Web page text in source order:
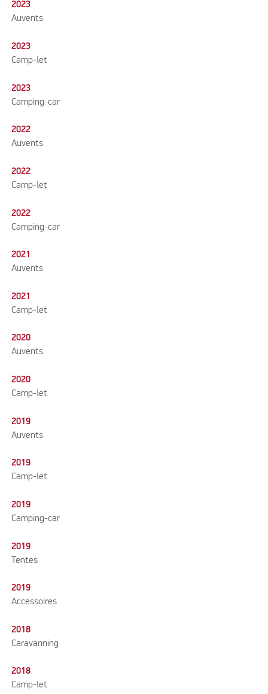
2023
Auvents
2023
Camp-let
2023
Camping-car
2022
Auvents
2022
Camp-let
2022
Camping-car
2021
Auvents
2021
Camp-let
2020
Auvents
2020
Camp-let
2019
Auvents
2019
Camp-let
2019
Camping-car
2019
Tentes
2019
Accessoires
2018
Caravanning
2018
Camp-let